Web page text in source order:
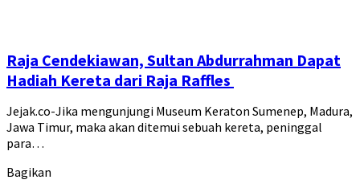
Raja Cendekiawan, Sultan Abdurrahman Dapat
Hadiah Kereta dari Raja Raffles
Jejak.co-Jika mengunjungi Museum Keraton Sumenep, Madura,
Jawa Timur, maka akan ditemui sebuah kereta, peninggal
para…
Bagikan